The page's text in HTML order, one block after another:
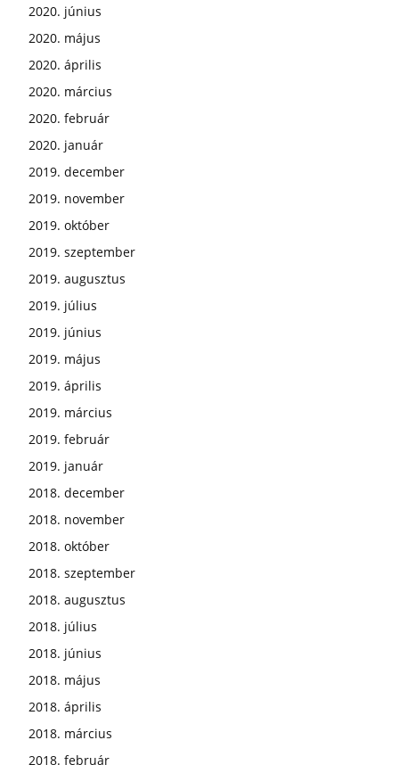
2020. június
2020. május
2020. április
2020. március
2020. február
2020. január
2019. december
2019. november
2019. október
2019. szeptember
2019. augusztus
2019. július
2019. június
2019. május
2019. április
2019. március
2019. február
2019. január
2018. december
2018. november
2018. október
2018. szeptember
2018. augusztus
2018. július
2018. június
2018. május
2018. április
2018. március
2018. február